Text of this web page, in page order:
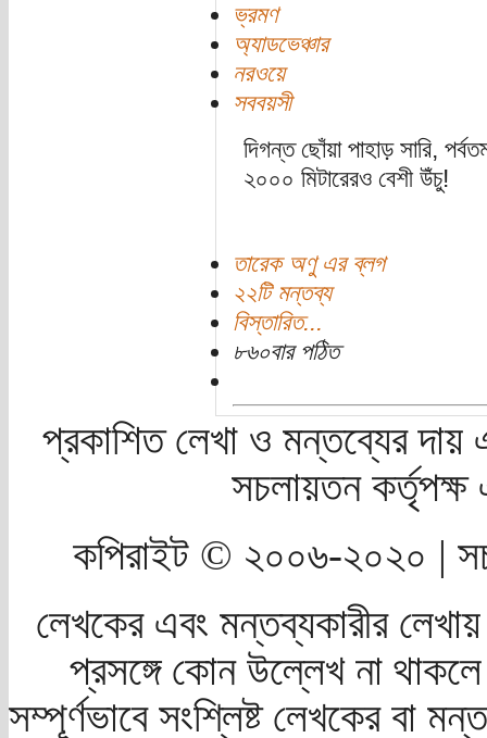
ভ্রমণ
অ্যাডভেঞ্চার
নরওয়ে
সববয়সী
দিগন্ত ছোঁয়া পাহাড় সারি,
২০০০ মিটারেরও বেশী উঁচু!
তারেক অণু এর ব্লগ
২২টি মন্তব্য
বিস্তারিত...
৮৬০বার পঠিত
প্রকাশিত লেখা ও মন্তব্যের দায়
সচলায়তন
কপিরাইট © ২০০৬-২০২০ |
লেখকের এবং মন্তব্যকারীর
প্রসঙ্গে কোন উল্লেখ না
সম্পূর্ণভাবে সংশ্লিষ্ট লেখকের বা